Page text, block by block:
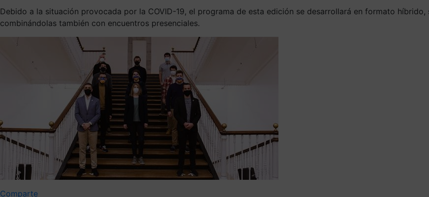
Debido a la situación provocada por la COVID-19, el programa de esta edición se desarrollará en formato
combinándolas también con encuentros presenciales.
Comparte